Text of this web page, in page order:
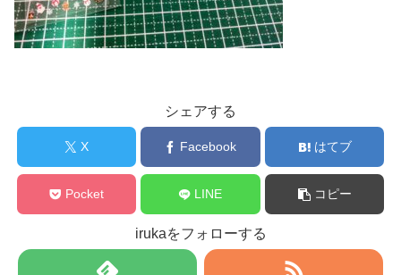
シェアする
X Facebook はてブ
Pocket LINE コピー
irukaをフォローする